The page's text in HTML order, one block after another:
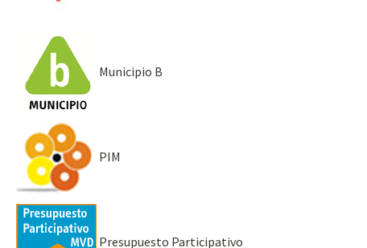
Municipio B
PIM
Presupuesto Participativo